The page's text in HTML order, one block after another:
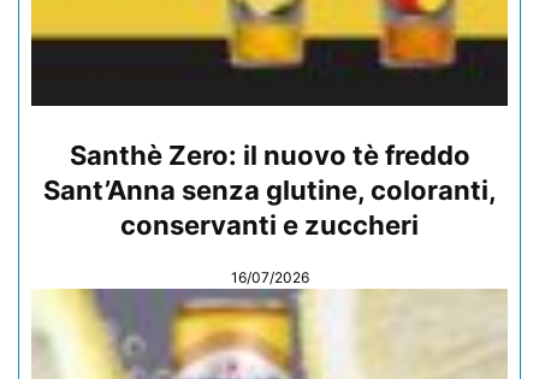
Santhè Zero: il nuovo tè freddo
Sant’Anna senza glutine, coloranti,
conservanti e zuccheri
16/07/2026